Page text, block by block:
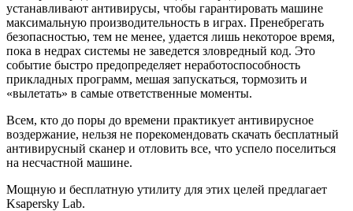
устанавливают антивирусы, чтобы гарантировать машине
максимальную производительность в играх. Пренебрегать
безопасностью, тем не менее, удается лишь некоторое время,
пока в недрах системы не заведется зловредный код. Это
событие быстро предопределяет неработоспособность
прикладных программ, мешая запускаться, тормозить и
«вылетать» в самые ответственные моменты.
Всем, кто до поры до времени практикует антивирусное
воздержание, нельзя не порекомендовать скачать бесплатный
антивирусный сканер и отловить все, что успело поселиться
на несчастной машине.
Мощную и бесплатную утилиту для этих целей предлагает
Ksapersky Lab.